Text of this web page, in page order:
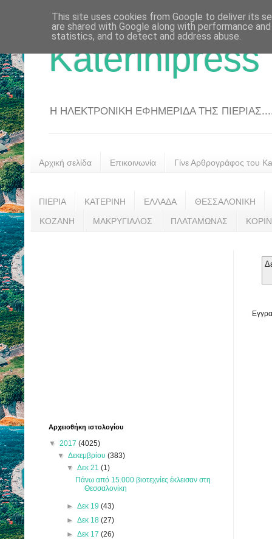
Katerinipress
Η ΗΛΕΚΤΡΟΝΙΚΗ ΕΦΗΜΕΡΙΔΑ ΤΗΣ
Αρχική σελίδα Επικοινωνία Γίνε Αρθρογράφος του
ΠΙΕΡΙΑ ΚΑΤΕΡΙΝΗ ΕΛΛΑΔΑ ΘΕΣΣΑΛΟΝΙΚΗ
ΚΟΖΑΝΗ ΜΑΚΡΥΓΙΑΛΟΣ ΠΛΑΤΑΜΩΝΑΣ
Αρχειοθήκη ιστολογίου
▼ 2017 (4025)
▼Δεκεμβρίου(383)
▼ Δεκ 21 (1)
Πάνω από 15.000 βιοτεχνίες έκλεισαν στη
Θεσσαλονίκη
► Δεκ 19 (43)
► Δεκ 18 (27)
► Δεκ 17 (26)
This site uses cookies from Google to deliver its
are shared with Google along with performance
statistics, and to detect and address abuse.